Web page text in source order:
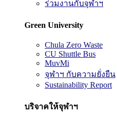
ร่วมงานกับจุฬาฯ
Green University
Chula Zero Waste
CU Shuttle Bus
MuvMi
จุฬาฯ กับความยั่งยืน
Sustainability Report
บริจาคให้จุฬาฯ